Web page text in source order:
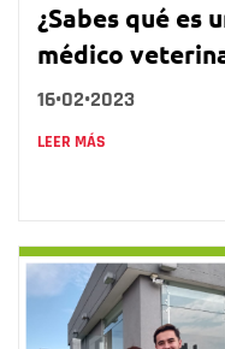
¿Sabes qué es
médico
16•02•2023
LEER MÁS